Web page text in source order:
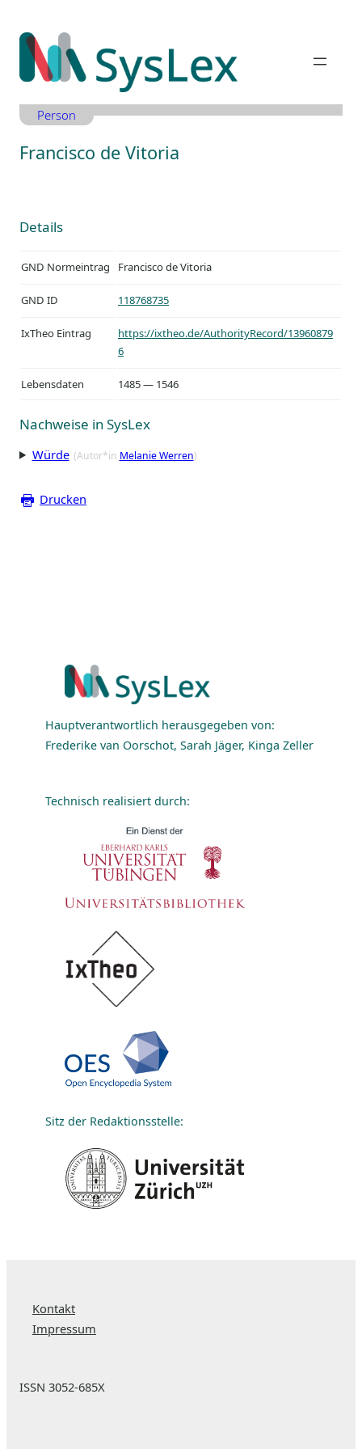
Inhalt
springen
Person
Francisco de Vitoria
Details
GND Normeintrag Francisco de Vitoria
GND ID 118768735
IxTheo Eintrag
https://ixtheo.de/AuthorityRecord/13960879
6
Lebensdaten 1485 — 1546
Nachweise in SysLex
Würde (Autor*in Melanie Werren)
Drucken
Hauptverantwortlich herausgegeben von:
Frederike van Oorschot, Sarah Jäger, Kinga Zeller
Technisch realisiert durch:
Sitz der Redaktionsstelle:
Kontakt
Impressum
ISSN 3052-685X